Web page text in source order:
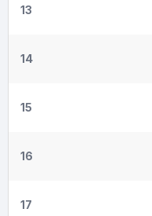
13
14
15
16
17